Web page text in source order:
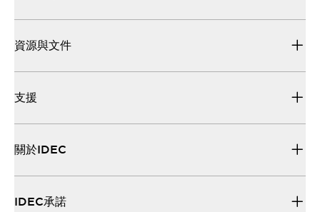
資源與文件
支援
關於IDEC
IDEC承諾